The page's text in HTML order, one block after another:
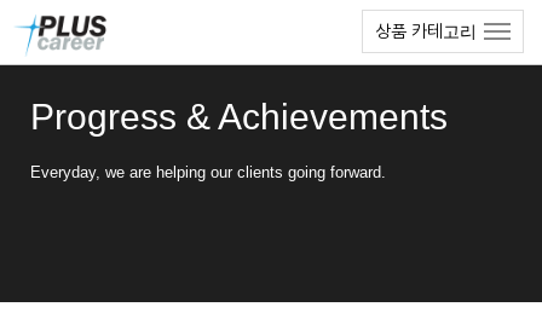
상품 카테고리
Progress & Achievements
Everyday, we are helping our clients going forward.